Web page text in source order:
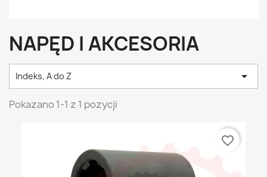
NAPĘD I AKCESORIA
Indeks, A do Z 
Pokazano 1-1 z 1 pozycji
favorite_border